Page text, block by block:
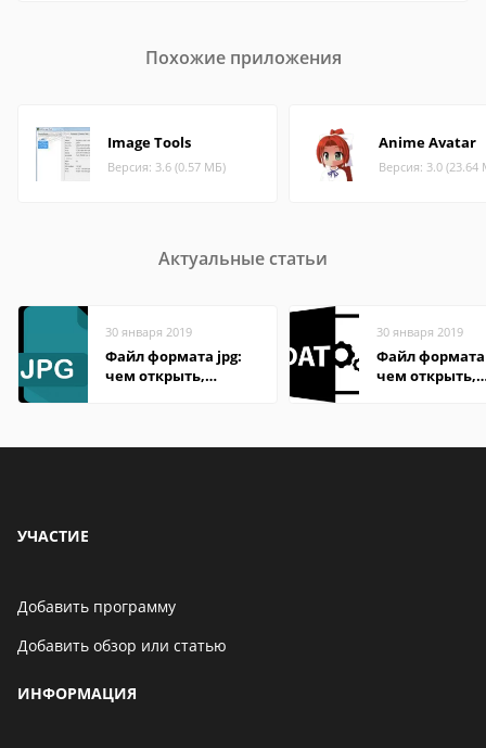
Похожие приложения
Image Tools
Версия: 3.6 (0.57 МБ)
Anime Avatar
Версия: 3.0 (23.64
Актуальные статьи
30 января 2019
Файл формата jpg:
чем открыть,
30 января 2019
Файл формата
чем открыть,
УЧАСТИЕ
Добавить программу
Добавить обзор или статью
ИНФОРМАЦИЯ